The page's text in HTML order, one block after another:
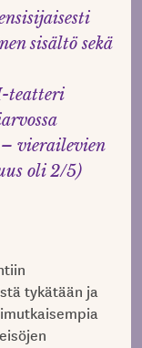
sisältö sekä
teatteri
– vierailevien
oli 2/5)
tykätään ja